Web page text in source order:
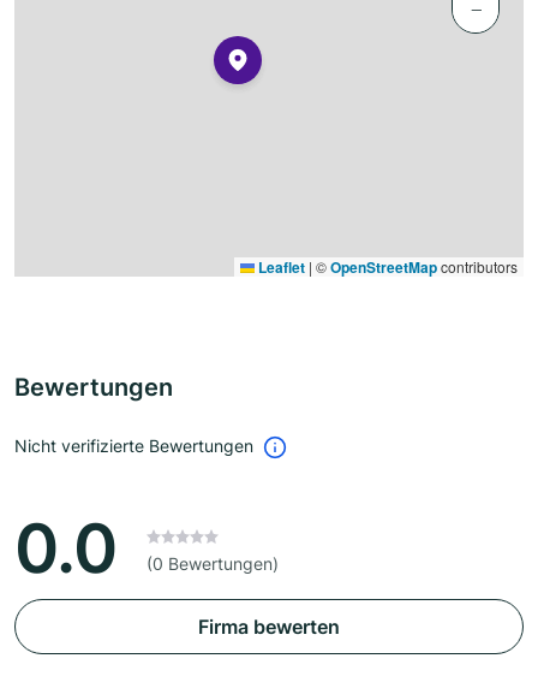
−
Leaflet | ©OpenStreetMapcontributors
Bewertungen
Nicht verifizierte Bewertungen
0.0 (0 Bewertungen)
Firma bewerten